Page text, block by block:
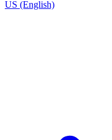
US (English)